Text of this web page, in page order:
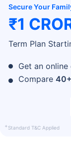
Secure Your
₹1
Term Plan
Get an
Compare
+Standard T&C Applied
వయసు
ఎలా